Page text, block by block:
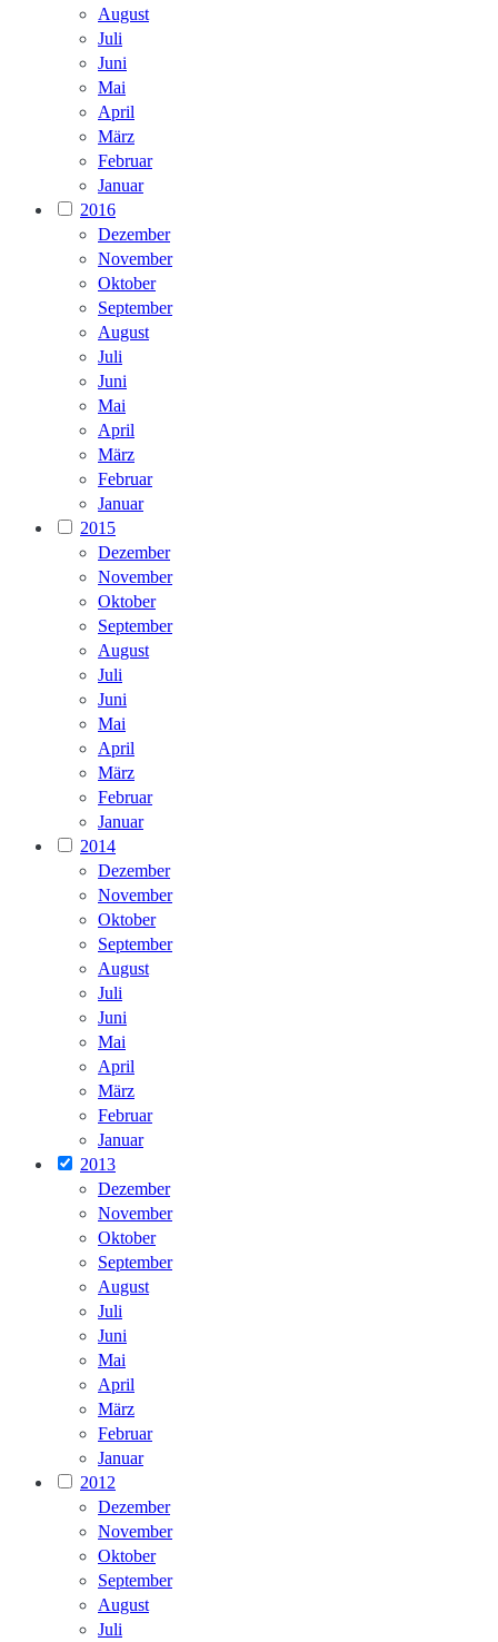
August
Juli
Juni
Mai
April
März
Februar
Januar
2016
Dezember
November
Oktober
September
August
Juli
Juni
Mai
April
März
Februar
Januar
2015
Dezember
November
Oktober
September
August
Juli
Juni
Mai
April
März
Februar
Januar
2014
Dezember
November
Oktober
September
August
Juli
Juni
Mai
April
März
Februar
Januar
2013
Dezember
November
Oktober
September
August
Juli
Juni
Mai
April
März
Februar
Januar
2012
Dezember
November
Oktober
September
August
Juli